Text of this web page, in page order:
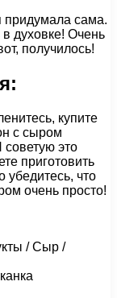
придумала сама.
духовке! Очень
получилось!
купите
с сыром
советую это
приготовить
убедитесь, что
очень просто!
/ Сыр /